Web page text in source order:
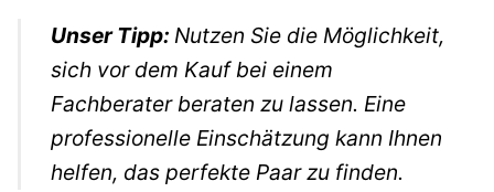
Unser Tipp:Nutzen Sie die Möglichkeit,
sich vor dem Kauf bei einem
Fachberater beraten zu lassen. Eine
professionelle Einschätzung kann Ihnen
helfen, das perfekte Paar zu finden.